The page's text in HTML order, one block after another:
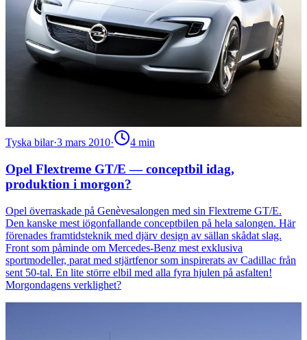
Tyska bilar·3 mars 2010· 4 min
Opel Flextreme GT/E — conceptbil idag,
produktion i morgon?
Opel överraskade på Genèvesalongen med sin Flextreme GT/E.
Den kanske mest iögonfallande conceptbilen på hela salongen. Här
förenades framtidsteknik med djärv design av sällan skådat slag.
Front som påminde om Mercedes-Benz mest exklusiva
sportmodeller, parat med stjärtfenor som inspirerats av Cadillac från
sent 50-tal. En lite större elbil med alla fyra hjulen på asfalten!
Morgondagens verklighet?